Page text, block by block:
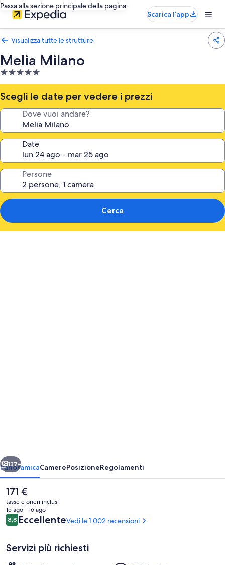
Passa alla sezione principale della pagina
Scarica l’app
Visualizza tutte le strutture
Melia Milano
Struttura
a
5.0
stelle
Scegli le date per vedere i prezzi
Dove vuoi andare?
Date
Persone
Cerca
Avanti
137+
PanoramicaCamerePosizioneRegolamenti
Il
prezzo
attuale
è
171 €
171 €
tasse e oneri inclusi
15 ago - 16 ago
Recensioni
8,88,8 su 10
EccellenteVedi le 1.002 recensioni
Servizi più richiesti